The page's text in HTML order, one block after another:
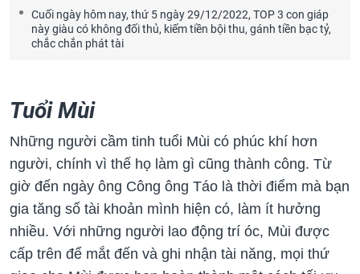
Cuối ngày hôm nay, thứ 5 ngày 29/12/2022, TOP 3 con giáp
này giàu có không đối thủ, kiếm tiền bội thu, gánh tiền bạc tỷ,
chắc chắn phát tài
Tuổi Mùi
Những người cầm tinh tuổi Mùi có phúc khí hơn
người, chính vì thế họ làm gì cũng thành công. Từ
giờ đến ngày ông Công ông Táo là thời điểm mà bạn
gia tăng số tài khoản mình hiện có, làm ít hưởng
nhiều. Với những người lao động trí óc, Mùi được
cấp trên để mắt đến và ghi nhận tài năng, mọi thứ